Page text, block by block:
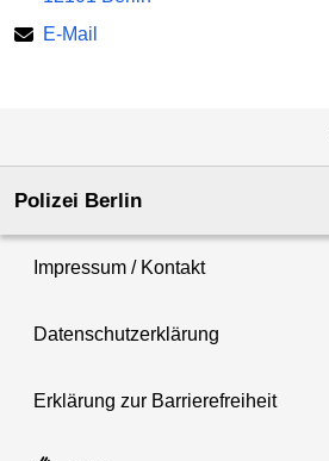
E-Mail
Polizei Berlin
Impressum / Kontakt
Datenschutzerklärung
Erklärung zur Barrierefreiheit